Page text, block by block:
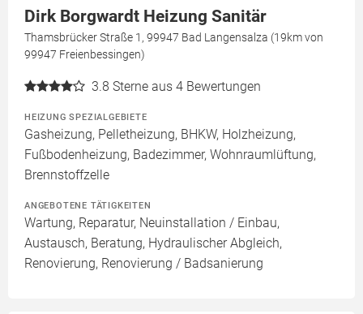
Dirk Borgwardt Heizung Sanitär
Thamsbrücker Straße 1, 99947 Bad Langensalza (19km von
99947 Freienbessingen)
3.8 Sterne aus 4 Bewertungen
HEIZUNG SPEZIALGEBIETE
Gasheizung, Pelletheizung, BHKW, Holzheizung,
Fußbodenheizung, Badezimmer, Wohnraumlüftung,
Brennstoffzelle
ANGEBOTENE TÄTIGKEITEN
Wartung, Reparatur, Neuinstallation / Einbau,
Austausch, Beratung, Hydraulischer Abgleich,
Renovierung, Renovierung / Badsanierung